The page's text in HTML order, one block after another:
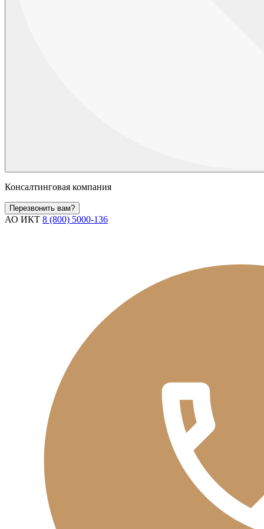
Консалтинговая компания
Перезвонить вам?
АО ИКТ 8 (800) 5000-136